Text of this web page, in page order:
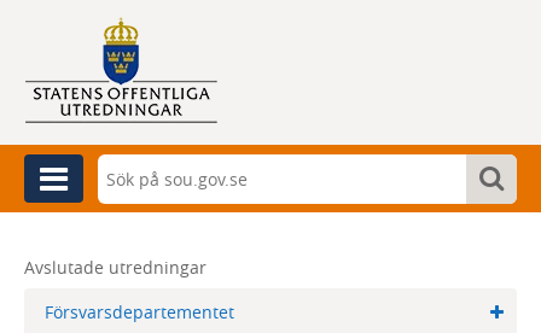
Meny
Sök
Sök
Sök
Avslutade utredningar
Försvarsdepartementet